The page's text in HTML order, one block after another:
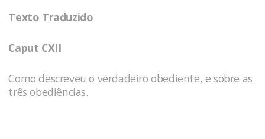
Texto Traduzido
Caput CXII
Como descreveu o verdadeiro obediente, e sobre as
três obediências.